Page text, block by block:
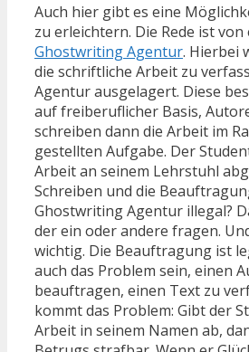
Auch hier gibt es eine
zu erleichtern. Die Rede ist von
Ghostwriting Agentur. Hierbei
die schriftliche Arbeit zu
Agentur ausgelagert. Diese
auf freiberuflicher Basis,
schreiben dann die Arbeit im
gestellten Aufgabe. Der
Arbeit an seinem Lehrstuhl
Schreiben und die
Ghostwriting Agentur illegal?
der ein oder andere fragen.
wichtig. Die Beauftragung ist
auch das Problem sein, einen
beauftragen, einen Text zu
kommt das Problem: Gibt der
Arbeit in seinem Namen ab,